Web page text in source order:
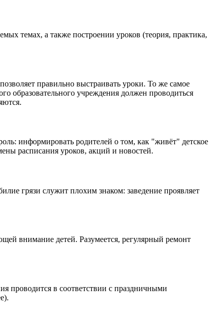
темах, а также построении уроков (теория, практика,
правильно выстраивать уроки. То же самое
образовательного учреждения должен проводиться
информировать родителей о том, как "живёт" детское
расписания уроков, акций и новостей.
грязи служит плохим знаком: заведение проявляет
внимание детей. Разумеется, регулярный ремонт
проводится в соответствии с праздничными